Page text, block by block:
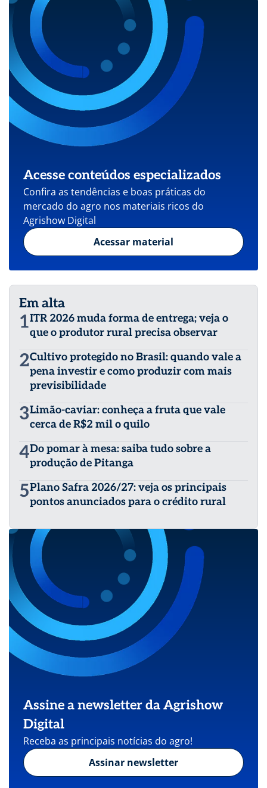
Acesse conteúdos especializados
Confira as tendências e boas práticas do
mercado do agro nos materiais ricos do
Agrishow Digital
Acessar material
Em alta
1ITR 2026 muda forma de entrega; veja o
que o produtor rural precisa observar
2Cultivo protegido no Brasil: quando vale a
pena investir e como produzir com mais
previsibilidade
3Limão-caviar: conheça a fruta que vale
cerca de R$2 mil o quilo
4Do pomar à mesa: saiba tudo sobre a
produção de Pitanga
5Plano Safra 2026/27: veja os principais
pontos anunciados para o crédito rural
Assine a newsletter da Agrishow
Digital
Receba as principais notícias do agro!
Assinar newsletter